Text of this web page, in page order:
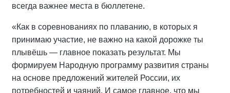
всегда важнее места в бюллетене.
«Как в соревнованиях по плаванию, в которых я
принимаю участие, не важно на какой дорожке ты
плывёшь — главное показать результат. Мы
формируем Народную программу развития страны
на основе предложений жителей России, их
потребностей и чаяний. И самое главное, что мы